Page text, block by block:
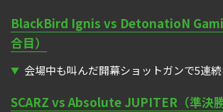
BlackBird Ignis vs DetonatioN
合目）
会場中も叫んだ開幕ショットガンで5連
SCARZ vs Absolute JUPITER（準決勝